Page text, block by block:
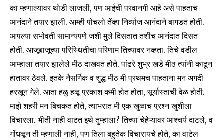
Join our community of
SUBSCRIBERS and be part of the
conversation.
To subscribe, simply enter your email address on our website
or click the subscribe button below. Don't worry, we respect
your privacy and won't spam your inbox. Your information is
safe with us.
का म्हणाल्यावर थोडी लाजली, पण आईची परवानगी आहे असे पाहताच
आनंदाने तयार झाली. आम्ही पोचलो तेंव्हा निर्व्याज आनंदाने बागडत होती.
आपल्या सभोवती सामान्यपणे जशी मुले दिसतात तशीच आनंदात दिसत
होती. आजूबाजूच्या परिस्थितीचा परिणाम तिच्यावर नव्हता. तिचे वडील
आम्हाला तयार झालेले मीठ दाखवत होते. पांढरे शुभ्र खडे मीठ त्यांनी काढून
हातावर ठेवले. इतके नैसर्गिक व शुद्ध मीठ मी प्रथमच पाहताना मन अगदी
हरखून गेले. आता हळु हळू प्रकाश कमी होत होता, सूर्यास्ताची वेळ होती.
माझे शहरी मन बिचकत होते, त्याभरात मी एक खुळाच प्रश्न खुशीला
विचारला. भीती नाही वाटत इथे तुम्हाला? तिच्या चेहेऱ्यावर आश्चर्य दाटले, व
गोंधळून ती म्हणाली नाही, पण तिला बहुतेक विचारायचे होते, का वाटेल